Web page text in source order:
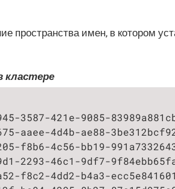
пространства имен, в котором
кластере
3587-421e-9085-
aaee-4d4b-ae88-
f8b6-4c56-bb19-
2293-46c1-9df7-
f8c2-4dd2-b4a3-